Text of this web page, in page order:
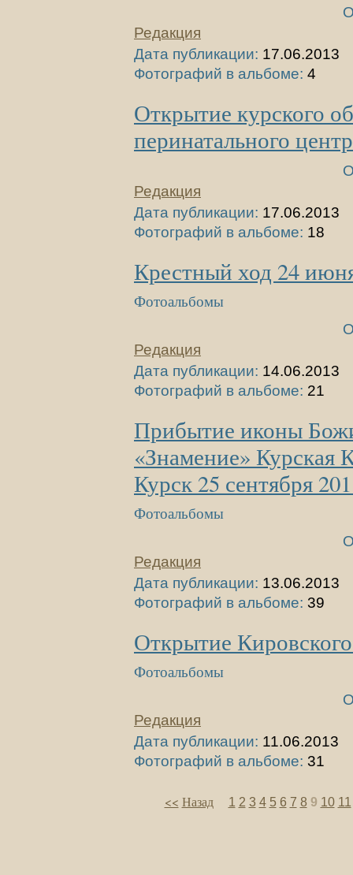
Редакция
Дата публикации: 17.06.2013
Фотографий в альбоме: 4
Открытие курского
перинатального
Редакция
Дата публикации: 17.06.2013
Фотографий в альбоме: 18
Крестный ход 24
Фотоальбомы
Редакция
Дата публикации: 14.06.2013
Фотографий в альбоме: 21
Прибытие иконы
«Знамение» Курская
Курск 25 сентября
Фотоальбомы
Редакция
Дата публикации: 13.06.2013
Фотографий в альбоме: 39
Открытие
Фотоальбомы
Редакция
Дата публикации: 11.06.2013
Фотографий в альбоме: 31
<< Назад 1 2 3 4 5 6 7 8 9 10 11